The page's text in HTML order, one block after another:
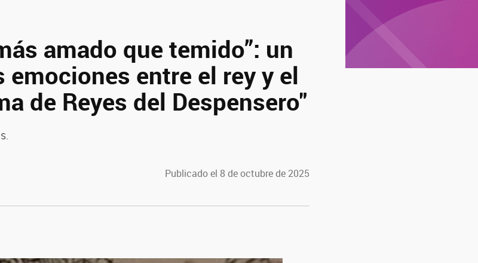
amado que temido”: un
emociones entre el rey y el
de Reyes del Despensero"
Publicado el 8 de octubre de 2025